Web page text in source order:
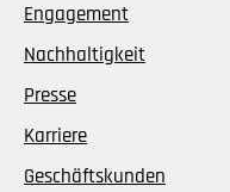
Engagement
Nachhaltigkeit
Presse
Karriere
Geschäftskunden